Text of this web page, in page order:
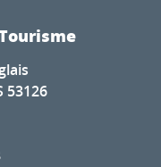
53126